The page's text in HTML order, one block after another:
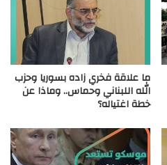
ما علاقة فخري زاده بسوريا وحزب
الله اللبناني وحماس.. وماذا عن
خطة اغتياله؟